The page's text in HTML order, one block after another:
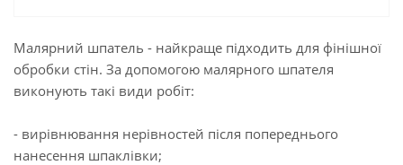
Малярний шпатель - найкраще підходить для фінішної
обробки стін. За допомогою малярного шпателя
виконують такі види робіт:
- вирівнювання нерівностей після попереднього
нанесення шпаклівки;